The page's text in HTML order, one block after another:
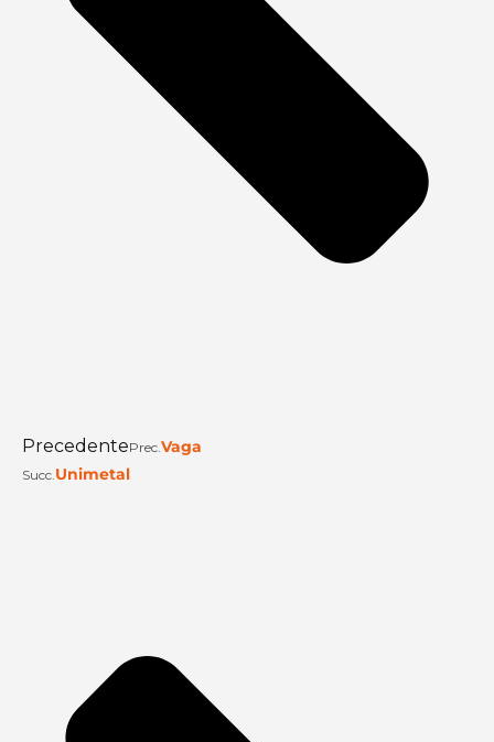
PrecedentePrec.Vaga
Succ.Unimetal